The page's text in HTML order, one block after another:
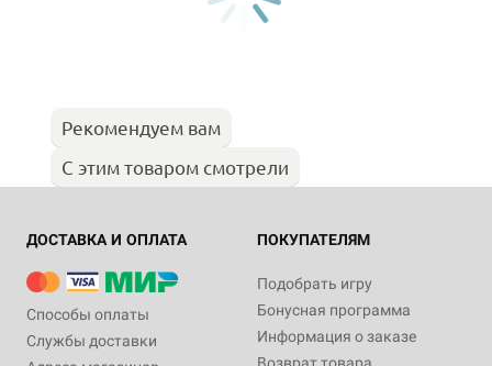
Рекомендуем вам
С этим товаром смотрели
ДОСТАВКА И ОПЛАТА
Способы оплаты
Службы доставки
ПОКУПАТЕЛЯМ
Подобрать игру
Бонусная программа
Информация о заказе